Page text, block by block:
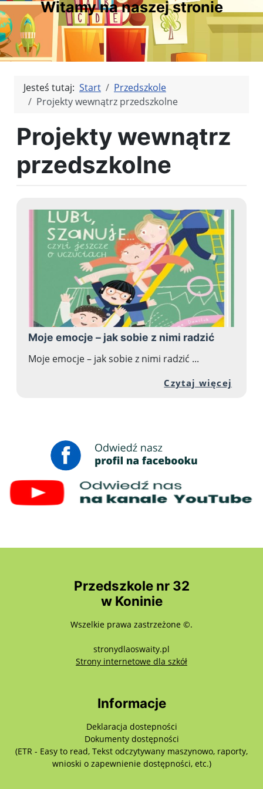
Witamy na naszej stronie
Jesteś tutaj: Start
Przedszkole
Projekty wewnątrz przedszkolne
Projekty wewnątrz
przedszkolne
Moje emocje – jak sobie z nimi radzić
Moje emocje – jak sobie z nimi radzić ...
Czytaj więcej
Przedszkole nr 32
w Koninie
Wszelkie prawa zastrzeżone ©.
stronydlaoswaity.pl
Strony internetowe dla szkółotwiera się w
Informacje
Deklaracja dostepności
Dokumenty dostępności
(ETR - Easy to read, Tekst odczytywany maszynowo, raporty,
wnioski o zapewnienie dostępności, etc.)